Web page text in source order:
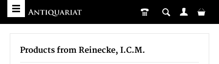
Products from Reinecke, I.C.M.